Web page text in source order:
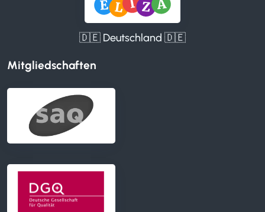
🇩🇪 Deutschland 🇩🇪
Mitgliedschaften